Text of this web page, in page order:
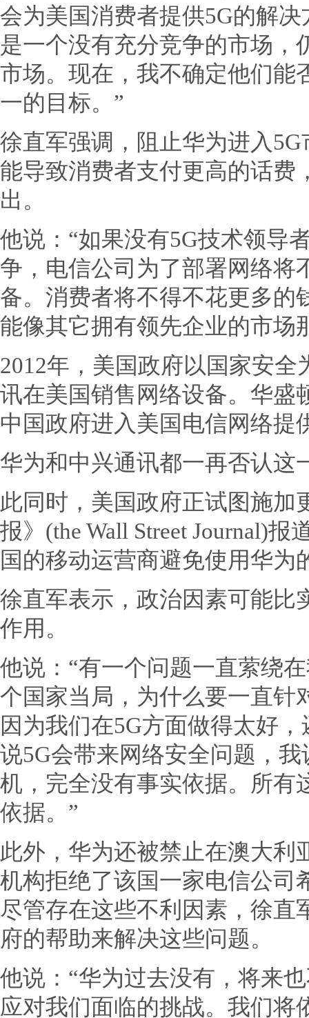
会为美国消费者提供5G的解
是一个没有充分竞争的市场，
市场。现在，我不确定他们能
一的目标。”
徐直军强调，阻止华为进入
能导致消费者支付更高的话费
出。
他说：“如果没有5G技术领导
争，电信公司为了部署网络将
备。消费者将不得不花更多的
能像其它拥有领先企业的市场
2012年，美国政府以国家安
讯在美国销售网络设备。华盛
中国政府进入美国电信网络提
华为和中兴通讯都一再否认这
此同时，美国政府正试图施加
报》(the Wall Street Journal)
国的移动运营商避免使用华为
徐直军表示，政治因素可能比
作用。
他说：“有一个问题一直萦绕
个国家当局，为什么要一直针
因为我们在5G方面做得太好
说5G会带来网络安全问题，
机，完全没有事实依据。所有
依据。”
此外，华为还被禁止在澳大利
机构拒绝了该国一家电信公司
尽管存在这些不利因素，徐直
府的帮助来解决这些问题。
他说：“华为过去没有，将来
应对我们面临的挑战。我们将